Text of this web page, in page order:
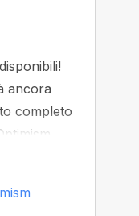
ancora
completo